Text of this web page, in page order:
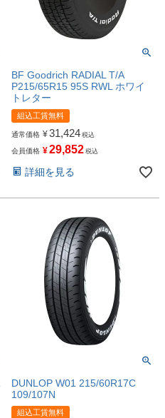
BF Goodrich RADIAL T/A
P215/65R15 95S RWL ホワイ
トレター
組込工賃無料
通常価格 ¥31,424 税込
会員価格 ¥29,852 税込
詳細を見る
DUNLOP W01 215/60R17C
109/107N
組込工賃無料